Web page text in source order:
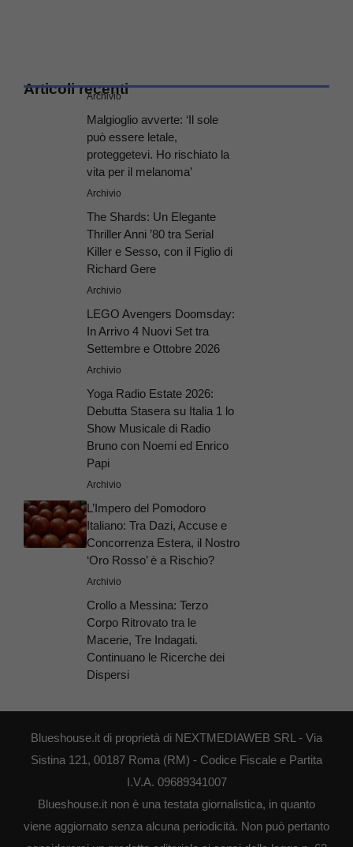
Articoli recenti
Archivio
Malgioglio avverte: ‘Il sole
può essere letale,
proteggetevi. Ho rischiato la
vita per il melanoma’
Archivio
The Shards: Un Elegante
Thriller Anni ’80 tra Serial
Killer e Sesso, con il Figlio di
Richard Gere
Archivio
LEGO Avengers Doomsday:
In Arrivo 4 Nuovi Set tra
Settembre e Ottobre 2026
Archivio
Yoga Radio Estate 2026:
Debutta Stasera su Italia 1 lo
Show Musicale di Radio
Bruno con Noemi ed Enrico
Papi
Archivio
L’Impero del Pomodoro
Italiano: Tra Dazi, Accuse e
Concorrenza Estera, il Nostro
‘Oro Rosso’ è a Rischio?
Archivio
Crollo a Messina: Terzo
Corpo Ritrovato tra le
Macerie, Tre Indagati.
Continuano le Ricerche dei
Dispersi
Blueshouse.it di proprietà di NEXTMEDIAWEB SRL - Via
Sistina 121, 00187 Roma (RM) - Codice Fiscale e Partita
I.V.A. 09689341007
Blueshouse.it non è una testata giornalistica, in quanto
viene aggiornato senza alcuna periodicità. Non può pertanto